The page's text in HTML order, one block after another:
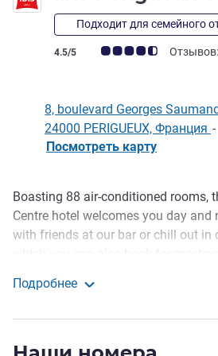
Подходит для семейного
Примечание: отзывы клиентов
4.5/5
8, boulevard Georges
24000 PERIGUEUX, Франция -
Посмотреть карту
Описание
Boasting 88 air-conditioned rooms,
Centre hotel welcomes you day and
with friends at our bar or chill out in
chef in the restaurant or on the
Electric vehicle charging station
Подробнее